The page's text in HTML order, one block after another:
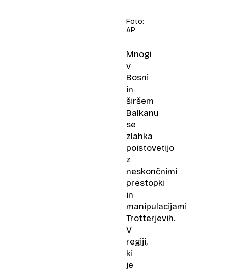
Foto:
AP
Mnogi
v
Bosni
in
širšem
Balkanu
se
zlahka
poistovetijo
z
neskončnimi
prestopki
in
manipulacijami
Trotterjevih.
V
regiji,
ki
je